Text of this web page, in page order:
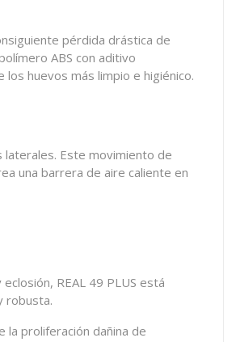
pérdida drástica de
ABS con aditivo
huevos más limpio e higiénico.
laterales. Este movimiento de
una barrera de aire caliente en
REAL 49 PLUS está
robusta.
la proliferación dañina de